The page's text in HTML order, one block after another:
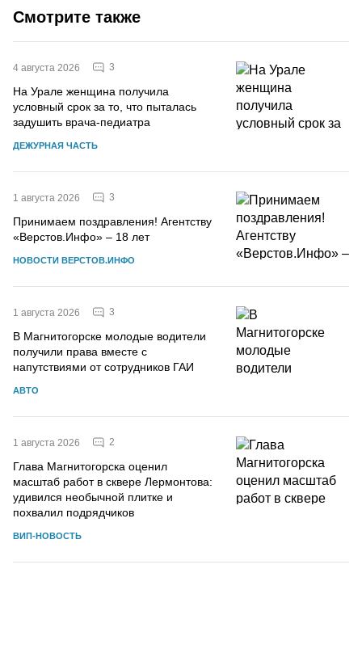
Смотрите также
4 августа 2026 3
На Урале женщина получила
условный срок за то, что пыталась
задушить врача-педиатра
ДЕЖУРНАЯ ЧАСТЬ
1 августа 2026 3
Принимаем поздравления! Агентству
«Верстов.Инфо» – 18 лет
НОВОСТИ ВЕРСТОВ.ИНФО
1 августа 2026 3
В Магнитогорске молодые водители
получили права вместе с
напутствиями от сотрудников ГАИ
АВТО
1 августа 2026 2
Глава Магнитогорска оценил
масштаб работ в сквере Лермонтова:
удивился необычной плитке и
похвалил подрядчиков
ВИП-НОВОСТЬ